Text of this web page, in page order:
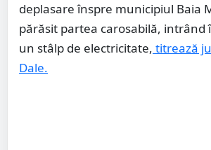
deplasare înspre municipiul Baia
părăsit partea carosabilă, intrând
un stâlp de electricitate, titrează
Dale.